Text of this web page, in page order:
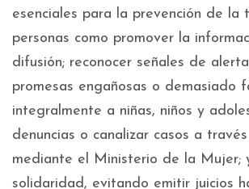
esenciales para la prevención de la
personas como promover la
difusión; reconocer señales de
promesas engañosas o demasiado
integralmente a niñas, niños y
denuncias o canalizar casos a
mediante el Ministerio de la Mujer;
solidaridad, evitando emitir juicios